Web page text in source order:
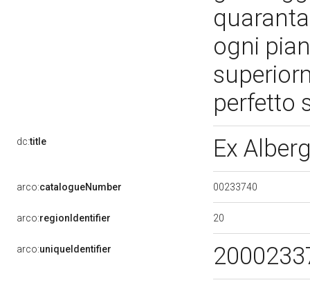
ogni
perfetto
dc:title Ex
arco:catalogueNumber 00233740
arco:regionIdentifier 20
arco:uniqueIdentifier